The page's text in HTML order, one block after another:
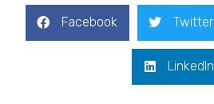
Facebook Twitter
LinkedIn